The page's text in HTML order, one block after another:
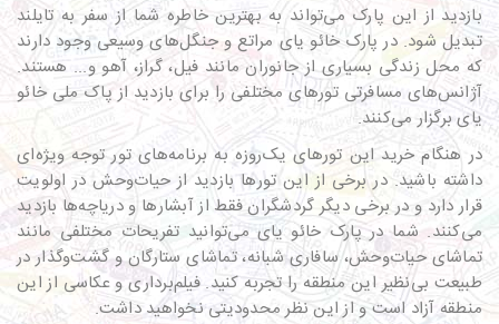
بازدید از این پارک می‌تواند به بهترین خاطره شما از سفر به تایلند
تبدیل شود. در پارک خائو یای مراتع و جنگل‌های وسیعی وجود دارند
که محل زندگی بسیاری از جانوران مانند فیل، گراز، آهو و... هستند.
آژانس‌های مسافرتی تورهای مختلفی را برای بازدید از پاک ملی خائو
یای برگزار می‌کنند.
در هنگام خرید این تورهای یک‌روزه به برنامه‌های تور توجه ویژه‌ای
داشته باشید. در برخی از این تورها بازدید از حیات‌وحش در اولویت
قرار دارد و در برخی دیگر گردشگران فقط از آبشارها و دریاچه‌ها بازدید
می‌کنند. شما در پارک خائو یای می‌توانید تفریحات مختلفی مانند
تماشای حیات‌وحش، سافاری شبانه، تماشای ستارگان و گشت‌وگذار در
طبیعت بی‌نظیر این منطقه را تجربه کنید. فیلم‌برداری و عکاسی از این
منطقه آزاد است و از این نظر محدودیتی نخواهید داشت.